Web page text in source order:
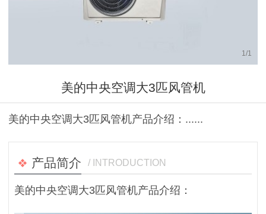
1 /1
美的中央空调大3匹风管机
美的中央空调大3匹风管机产品介绍：......
产品简介 / INTRODUCTION
美的中央空调大3匹风管机产品介绍：